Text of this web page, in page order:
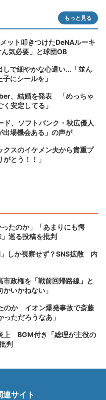
もっと見る
ット叩きつけたDeNAルーキ
気必要」と球団OB
で細やかな心遣い...「並ん
にシールを」
、結婚を発表 「めっちゃ
安定してる」
ド、ソフトバンク・秋広優人
場機会ある」の声が
クスのイケメン夫から貴重プ
とう！！」
たのか」「あまりにも愕
巡る投稿を批判
しか視察せず？SNS拡散 内
政権を「戦前回帰路線」と
いかねない」
のか イオン爆発事故で斎藤
ただろうなあ」
上 BGM付き「総理が主役の
判
連サイト